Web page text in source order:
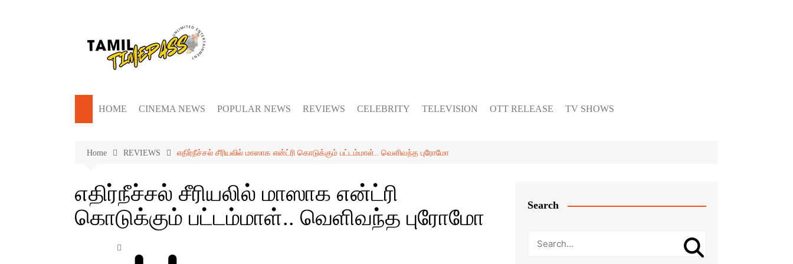
HOME CINEMA NEWS POPULAR NEWS REVIEWS CELEBRITY TELEVISION OTT RELEASE TV SHOWS
Home REVIEWS எதிர்நீச்சல் சீரியலில் மாஸாக என்ட்ரி கொடுக்கும் பட்டம்மாள்.. வெளிவந்த புரோமோ
எதிர்நீச்சல் சீரியலில் மாஸாக என்ட்ரி
கொடுக்கும் பட்டம்மாள்.. வெளிவந்த புரோமோ
Search